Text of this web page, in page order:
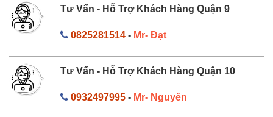
Tư Vấn - Hỗ Trợ Khách Hàng Quận 9
0825281514- Mr- Đạt
Tư Vấn - Hỗ Trợ Khách Hàng Quận 10
0932497995- Mr- Nguyên